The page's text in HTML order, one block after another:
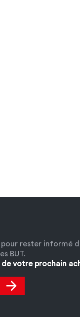
pour rester informé
BUT.
votre prochain